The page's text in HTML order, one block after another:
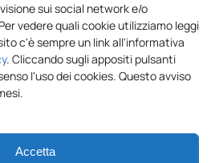
sui social network e/o
vedere quali cookie utilizziamo leggi
c'è sempre un link all'informativa
. Cliccando sugli appositi pulsanti
l'uso dei cookies. Questo avviso
Accetta